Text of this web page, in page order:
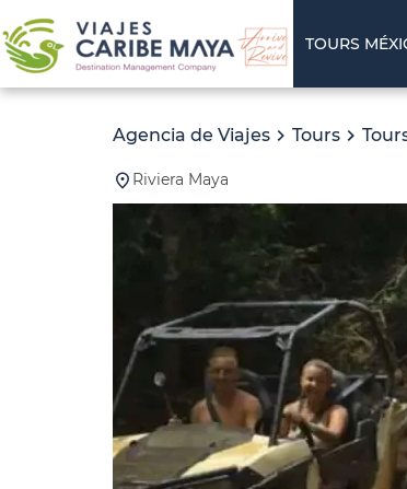
TOURS
Agencia de Viajes Tours
Riviera Maya